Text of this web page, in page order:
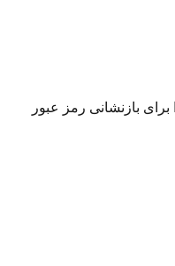
بازنشانی رمز عبور